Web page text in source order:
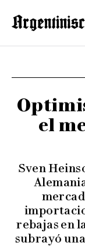
el
Sven
rebajas en
subrayó